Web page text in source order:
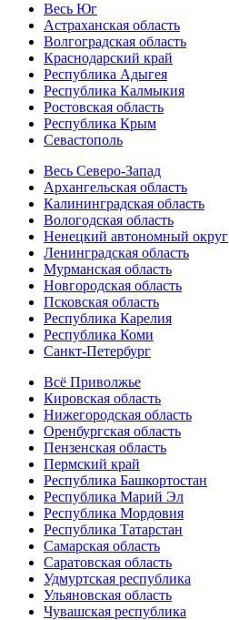
Весь Юг
Астраханская область
Волгоградская область
Краснодарский край
Республика Адыгея
Республика Калмыкия
Ростовская область
Республика Крым
Севастополь
Весь Северо-Запад
Архангельская область
Калининградская область
Вологодская область
Ненецкий автономный округ
Ленинградская область
Мурманская область
Новгородская область
Псковская область
Республика Карелия
Республика Коми
Санкт-Петербург
Всё Приволжье
Кировская область
Нижегородская область
Оренбургская область
Пензенская область
Пермский край
Республика Башкортостан
Республика Марий Эл
Республика Мордовия
Республика Татарстан
Самарская область
Саратовская область
Удмуртская республика
Ульяновская область
Чувашская республика